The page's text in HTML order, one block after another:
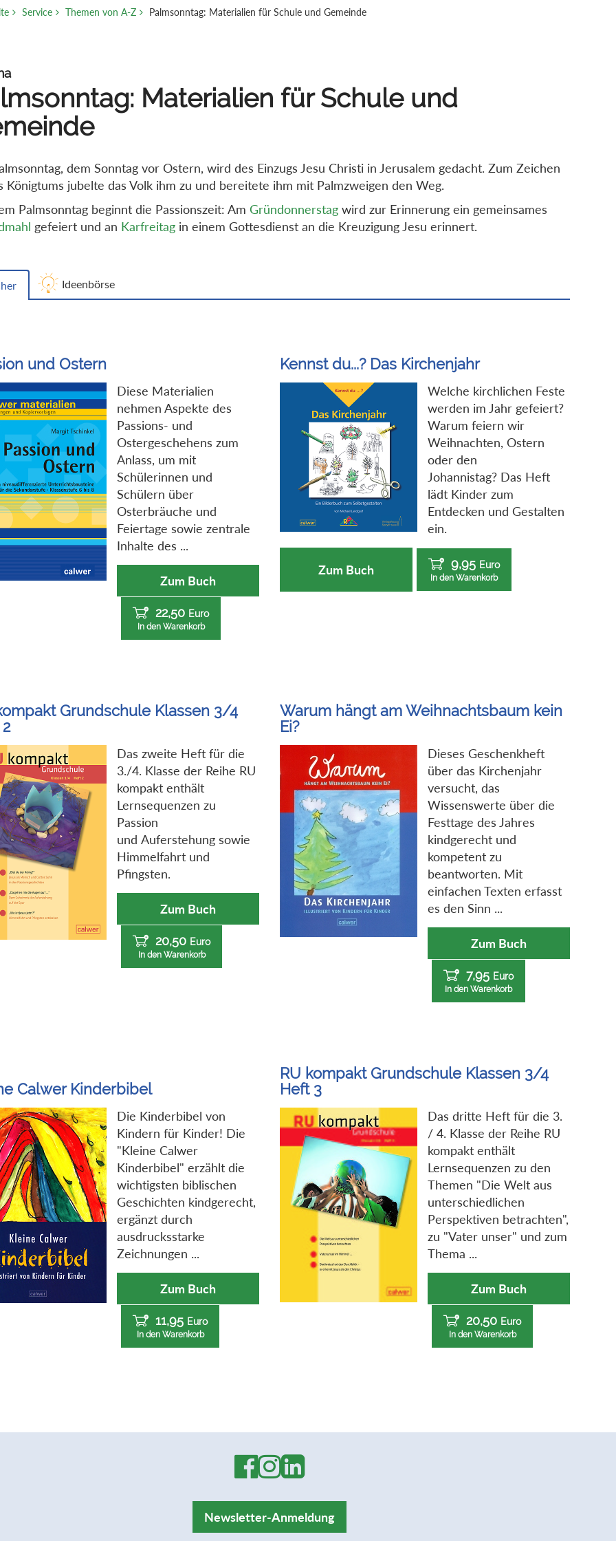
Service Themen von A-Z Palmsonntag: Materialien für Schule und Gemeinde
Materialien für Schule und
dem Sonntag vor Ostern, wird des Einzugs Jesu Christi in Jerusalem gedacht. Zum Zeichen
Königtums jubelte das Volk ihm zu und bereitete ihm mit Palmzweigen den Weg.
Palmsonntag beginnt die Passionszeit: AmGründonnerstag wird zur Erinnerung ein gemeinsames
gefeiert und an Karfreitag in einem Gottesdienst an die Kreuzigung Jesu erinnert.
Ideenbörse
und Ostern
Diese Materialien
nehmen Aspekte des
Passions- und
Ostergeschehens zum
Anlass, um mit
Schülerinnen und
Schülern über
Osterbräuche und
Feiertage sowie zentrale
Inhalte des ...
Zum Buch
22,50 Euro
In den Warenkorb
Kennst du...? Das Kirchenjahr
Welche kirchlichen Feste
werden im Jahr gefeiert?
Warum feiern wir
Weihnachten, Ostern
oder den
Johannistag? Das Heft
lädt Kinder zum
Entdecken und Gestalten
ein.
Zum Buch 9,95 Euro
In den Warenkorb
Grundschule Klassen 3/4
Das zweite Heft für die
3./4. Klasse der Reihe RU
kompakt enthält
Lernsequenzen zu
Passion
und Auferstehung sowie
Himmelfahrt und
Pfingsten.
Zum Buch
20,50 Euro
In den Warenkorb
Warum hängt am Weihnachtsbaum kein
Ei?
Dieses Geschenkheft
über das Kirchenjahr
versucht, das
Wissenswerte über die
Festtage des Jahres
kindgerecht und
kompetent zu
beantworten. Mit
einfachen Texten erfasst
es den Sinn ...
Zum Buch
7,95 Euro
In den Warenkorb
Calwer Kinderbibel
Die Kinderbibel von
Kindern für Kinder! Die
"Kleine Calwer
Kinderbibel" erzählt die
wichtigsten biblischen
Geschichten kindgerecht,
ergänzt durch
ausdrucksstarke
Zeichnungen ...
Zum Buch
11,95 Euro
In den Warenkorb
RU kompakt Grundschule Klassen 3/4
Heft 3
Das dritte Heft für die 3.
/ 4. Klasse der Reihe RU
kompakt enthält
Lernsequenzen zu den
Themen "Die Welt aus
unterschiedlichen
Perspektiven betrachten",
zu "Vater unser" und zum
Thema ...
Zum Buch
20,50 Euro
In den Warenkorb
Newsletter-Anmeldung